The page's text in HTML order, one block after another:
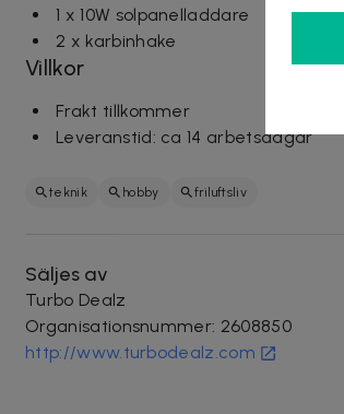
1 x 10W solpanelladdare
2 x karbinhake
Villkor
Frakt tillkommer
Leveranstid: ca 14 arbetsdagar
teknik hobby friluftsliv
Säljes av
Turbo Dealz
Organisationsnummer: 2608850
http://www.turbodealz.com